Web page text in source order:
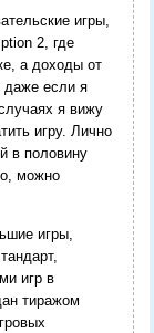
игры,
2, где
а доходы от
даже если я
я вижу
игру. Лично
в половину
можно
игры,
игр в
тиражом